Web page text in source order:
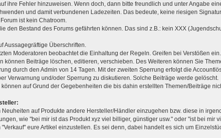
ihre Fehler hinzuweisen. Wenn doch, dann bitte freundlich und unter Angabe
und damit verbundenen Ladezeiten. Das bedeute, keine riesigen
ist kein Chatroom.
den Bestand des Forums gefährten können. Das sind z.B.: kein XXX
Aussagegräftige Überschriften.
Moderatoren beobachtet die Einhaltung der Regeln. Greifen bei Verstößen
können Beiträge löschen, editieren, verschieben. Des Weiteren können Sie
durch den Admin von 14 Tagen. Mit der zweiten Sperrung erfolgt die
Verwarnung und/oder Sperrung zu diskutieren. Solche Beiträge werde gelöscht.
können auf Grund der Gegebenheiten die bis dahin erstellten Themen/Beiträge
Neuheiten auf Produkte andere Hersteller/Händler einzugehen bzw. diese in
wie "bei mir ist das Produkt xyz viel billiger, günstiger usw." oder "ist bei mir
"Verkauf" eure Artikel einzustellen. Es sei denn, dabei handelt es sich um